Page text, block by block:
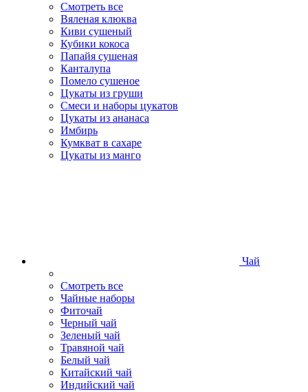
Смотреть все
Вяленая клюква
Киви сушеный
Кубики кокоса
Папайя сушеная
Канталупа
Помело сушеное
Цукаты из груши
Смеси и наборы цукатов
Цукаты из ананаса
Имбирь
Кумкват в сахаре
Цукаты из манго
Чай
Смотреть все
Чайные наборы
Фиточай
Черный чай
Зеленый чай
Травяной чай
Белый чай
Китайский чай
Индийский чай